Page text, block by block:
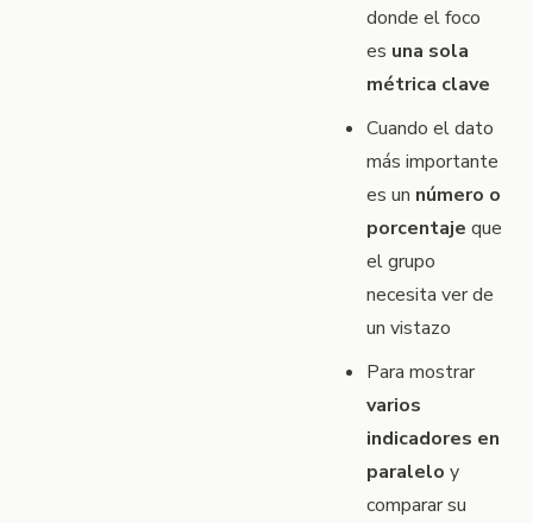
donde el foco
es una sola
métrica clave
Cuando el dato
más importante
es un número o
porcentaje que
el grupo
necesita ver de
un vistazo
Para mostrar
varios
indicadores en
paralelo y
comparar su